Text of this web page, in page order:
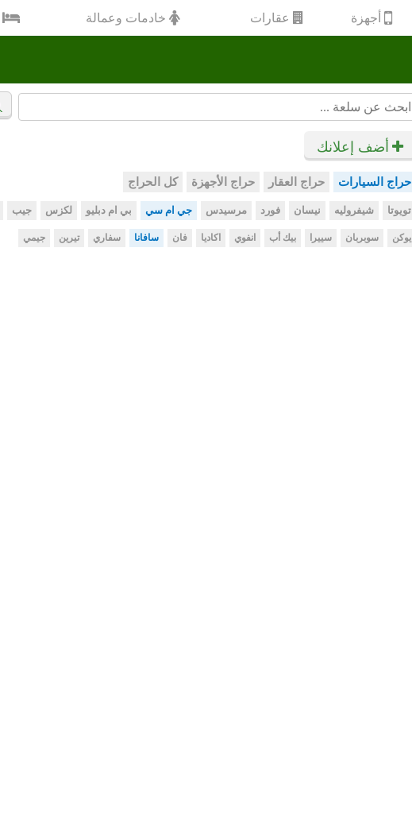
أجهزة عقارات خادمات وعمالة
أضف إعلانك
حراج السيارات حراج العقار حراج الأجهزة كل الحراج
تويوتا شيفروليه نيسان فورد مرسيدس جي ام سي بي ام دبليو لكزس جيب
يوكن سوبربان سييرا بيك أب انفوي اكاديا فان سافانا سفاري تيرين جيمي